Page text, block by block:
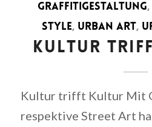
GRAFFITIGESTALTUNG,
STYLE, URBAN ART,
KULTUR
Kultur trifft Kultur Mit
respektive Street Art